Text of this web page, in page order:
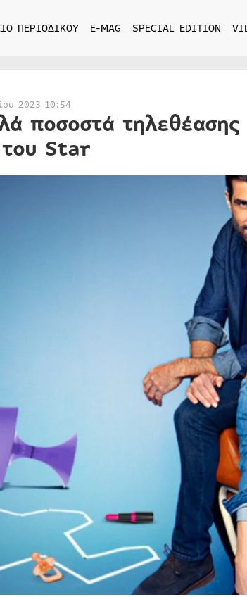
ΠΕΡΙΟΔΙΚΟΥ E-MAG SPECIAL EDITION
2023 10:54
ποσοστά
Star